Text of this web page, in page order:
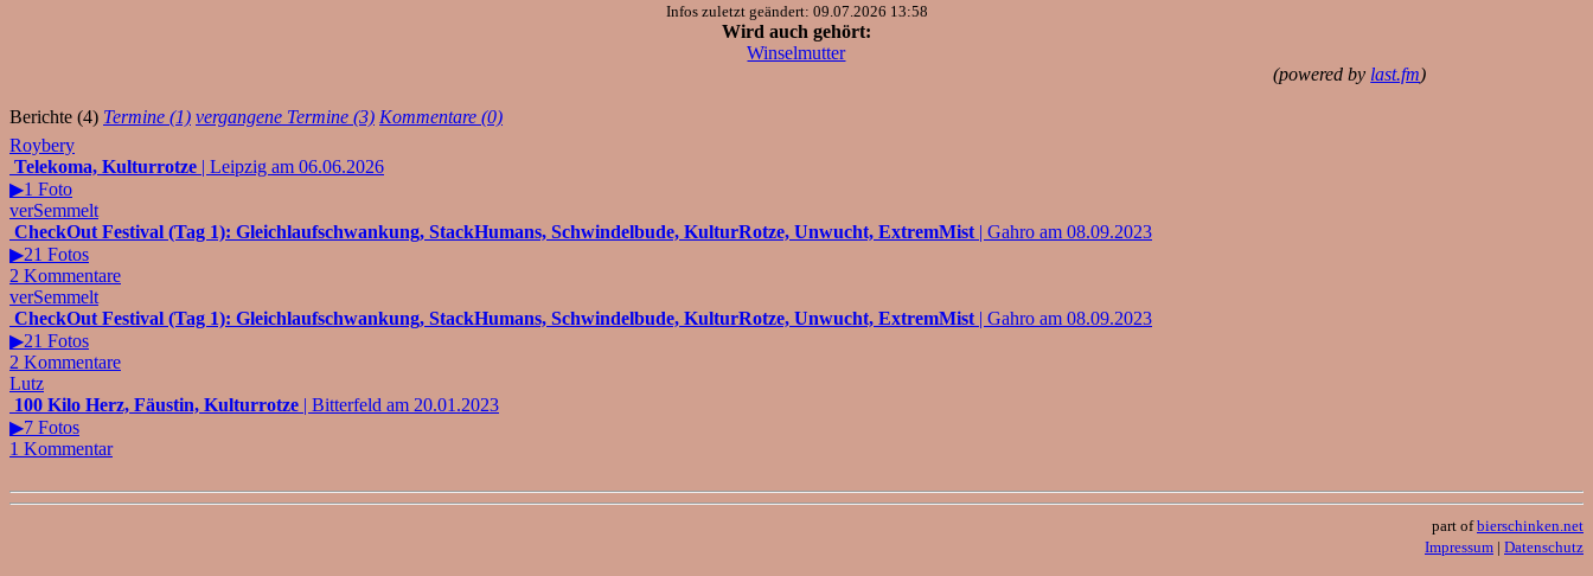
Infos zuletzt geändert: 09.07.2026 13:58
Wird auch gehört:
Winselmutter
(powered by last.fm)
Berichte (4) Termine (1) vergangene Termine (3) Kommentare (0)
Roybery
Telekoma, Kulturrotze | Leipzig am 06.06.2026
▶1 Foto
verSemmelt
CheckOut Festival (Tag 1): Gleichlaufschwankung, StackHumans, Schwindelbude, KulturRotze, Unwucht, ExtremMist | Gahro am 08.09.2023
▶21 Fotos
2 Kommentare
verSemmelt
CheckOut Festival (Tag 1): Gleichlaufschwankung, StackHumans, Schwindelbude, KulturRotze, Unwucht, ExtremMist | Gahro am 08.09.2023
▶21 Fotos
2 Kommentare
Lutz
100 Kilo Herz, Fäustin, Kulturrotze | Bitterfeld am 20.01.2023
▶7 Fotos
1 Kommentar
part ofbierschinken.net
Impressum | Datenschutz